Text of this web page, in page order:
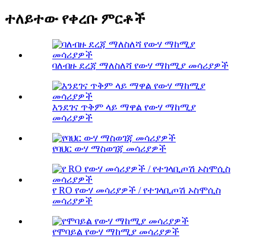
ተለይተው የቀረቡ ምርቶች
ባለብዙ ደረጃ ማለስለሻ የውሃ ማከሚያ መሳሪያዎች
እንደገና ጥቅም ላይ ማዋል የውሃ ማከሚያ
መሳሪያዎች
የባህር ውሃ ማስወገጃ መሳሪያዎች
የ RO የውሃ መሳሪያዎች / የተገላቢጦሽ ኦስሞሲስ
መሳሪያዎች
የሞባይል የውሃ ማከሚያ መሳሪያዎች